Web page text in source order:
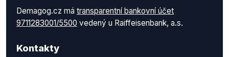
Demagog.cz má transparentní bankovní účet
9711283001/5500 vedený u Raiffeisenbank, a.s.
Kontakty